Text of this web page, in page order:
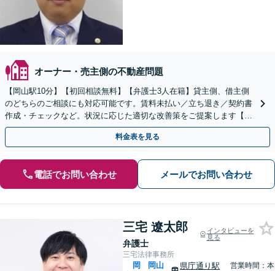
オーナー・売主側の不動産問題
【岡山駅10分】【初回相談無料】【弁護士3人在籍】貸主側、借主側
のどちらのご相談にも対応可能です。賃料未払い／立ち退き／契約書
作成・チェックなど。状況に応じた適切な改善策をご提案します【土
日祝／夜間対応可】
料金表を見る
電話でお問い合わせ メールでお問い合わせ
三宅 遼太郎
弁護士
インタビューを
見る
三宅法律事務所
岡
岡山
県庁通り駅
営業時間：本